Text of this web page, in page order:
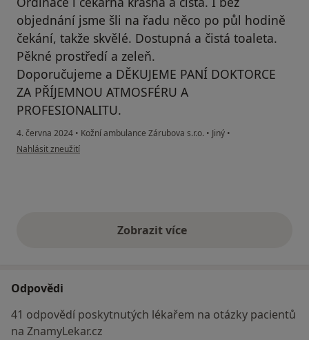
objednání jsme šli na řadu něco po půl hodině
čekání, takže skvělé. Dostupná a čistá toaleta.
Pěkné prostředí a zeleň.
Doporučujeme a DĚKUJEME PANÍ DOKTORCE
ZA PŘÍJEMNOU ATMOSFÉRU A
PROFESIONALITU.
4. června 2024 • Kožní ambulance Zárubova s.r.o. • Jiný •
podle názoru uživatele Kocianová
Nahlásit zneužití
Zobrazit vícevýše uvedené názory
Odpovědi
41 odpovědí poskytnutých lékařem na otázky pacientů
na ZnamyLekar.cz